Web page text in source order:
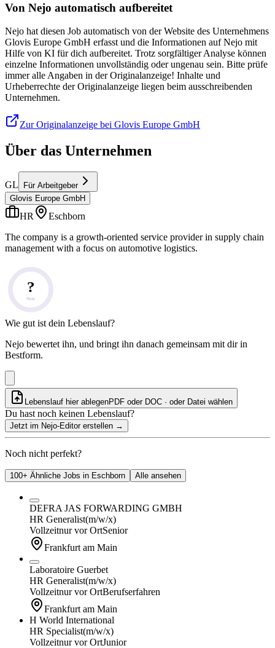
Von Nejo automatisch aufbereitet
Nejo hat diesen Job automatisch von der Website des Unternehmens
Glovis Europe GmbH erfasst und die Informationen auf Nejo mit
Hilfe von KI für dich aufbereitet. Trotz sorgfältiger Analyse können
einzelne Informationen unvollständig oder ungenau sein. Bitte prüfe
immer alle Angaben in der Originalanzeige! Inhalte und
Urheberrechte der Originalanzeige liegen beim ausschreibenden
Unternehmen.
Zur Originalanzeige bei Glovis Europe GmbH
Über das Unternehmen
GL
Für Arbeitgeber
Glovis Europe GmbH
HR
Eschborn
The company is a growth-oriented service provider in supply chain
management with a focus on automotive logistics.
?
Note
Wie gut ist dein Lebenslauf?
Nejo bewertet ihn, und bringt ihn danach gemeinsam mit dir in
Bestform.
Lebenslauf hier ablegenPDF oder DOC · oder Datei wählen
Du hast noch keinen Lebenslauf?
Jetzt im Nejo-Editor erstellen →
Noch nicht perfekt?
100+ Ähnliche Jobs in Eschborn Alle ansehen
DEFRA JAS FORWARDING GMBH
HR Generalist(m/w/x)
Vollzeitnur vor OrtSenior
Frankfurt am Main
Laboratoire Guerbet
HR Generalist(m/w/x)
Vollzeitnur vor OrtBerufserfahren
Frankfurt am Main
H World International
HR Specialist(m/w/x)
Vollzeitnur vor OrtJunior